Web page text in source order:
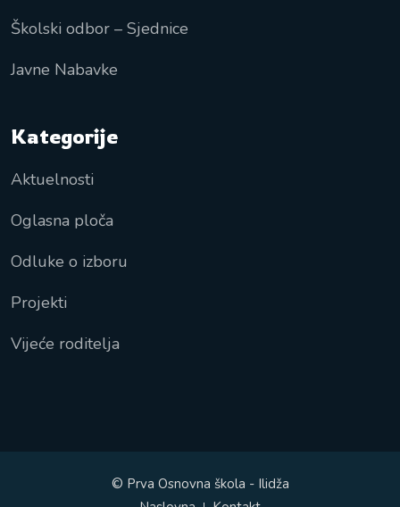
Školski odbor – Sjednice
Javne Nabavke
Kategorije
Aktuelnosti
Oglasna ploča
Odluke o izboru
Projekti
Vijeće roditelja
© Prva Osnovna škola - Ilidža